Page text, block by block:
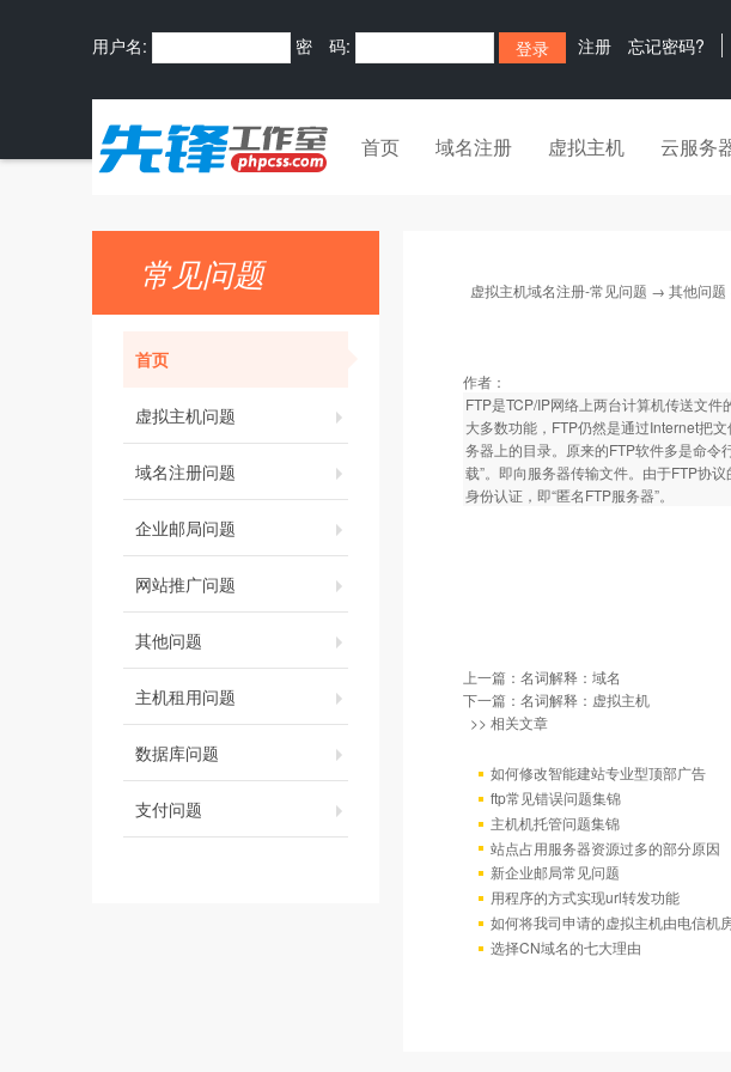
用户名: 密 码: 注册 忘记密码?
首页 域名注册 虚拟主机 云服务
常见问题
首页
虚拟主机问题
域名注册问题
企业邮局问题
网站推广问题
其他问题
主机租用问题
数据库问题
支付问题
虚拟主机域名注册-常见问题 → 其他问题
作者：
FTP是TCP/IP网络上两台计算机传送文
大多数功能，FTP仍然是通过Internet把
务器上的目录。原来的FTP软件多是命令
载”。即向服务器传输文件。由于FTP协
身份认证，即“匿名FTP服务器”。
上一篇： 名词解释：域名
下一篇： 名词解释：虚拟主机
>> 相关文章
如何修改智能建站专业型顶部广告
ftp常见错误问题集锦
主机机托管问题集锦
站点占用服务器资源过多的部分原因
新企业邮局常见问题
用程序的方式实现url转发功能
如何将我司申请的虚拟主机由电信机
选择CN域名的七大理由